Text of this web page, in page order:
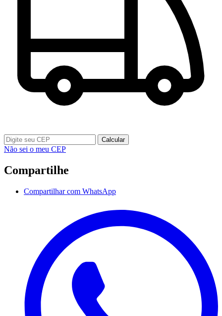
Calcular
Não sei o meu CEP
Compartilhe
Compartilhar com WhatsApp